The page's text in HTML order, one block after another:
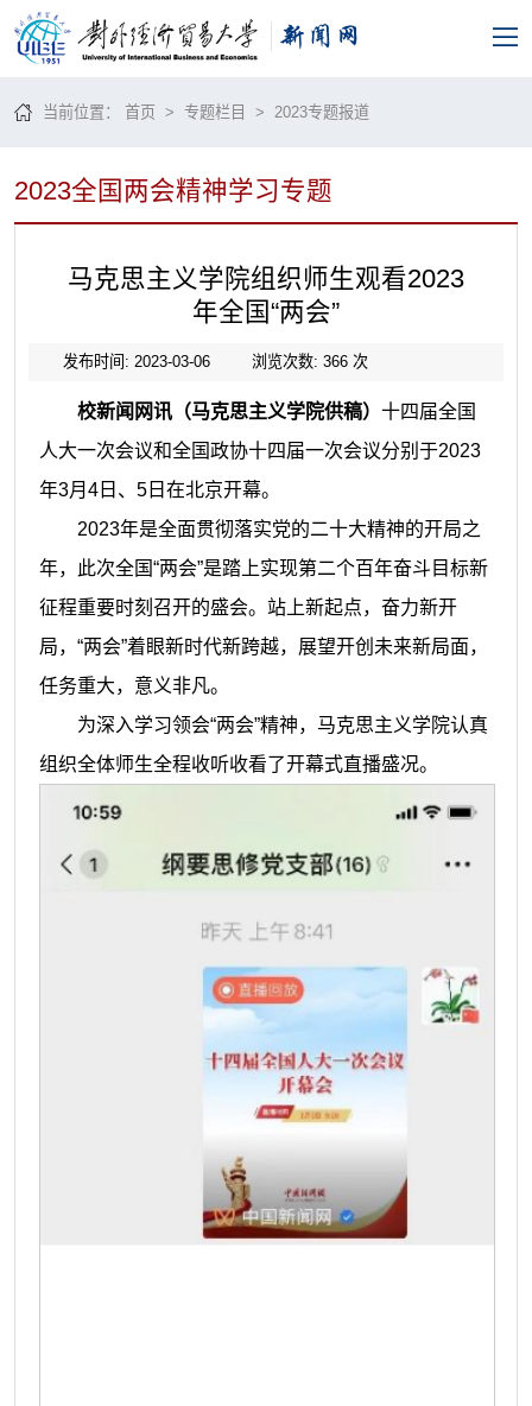
当前位置：首页 >专题栏目 > 2023专题报道
2023全国两会精神学习专题
马克思主义学院组织师生观看2023
年全国“两会”
发布时间: 2023-03-06 浏览次数: 366次
校新闻网讯（马克思主义学院供稿） 十四届全国
人大一次会议和全国政协十四届一次会议分别于2023
年3月4日、5日在北京开幕。
2023年是全面贯彻落实党的二十大精神的开局之
年，此次全国“两会”是踏上实现第二个百年奋斗目标新
征程重要时刻召开的盛会。站上新起点，奋力新开
局，“两会”着眼新时代新跨越，展望开创未来新局面，
任务重大，意义非凡。
为深入学习领会“两会”精神，马克思主义学院认真
组织全体师生全程收听收看了开幕式直播盛况。